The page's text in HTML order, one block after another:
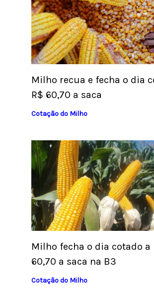
Milho recua e fecha o dia
R$ 60,70 a saca
Cotação do Milho
Milho fecha o dia cotado a
60,70 a saca na B3
Cotação do Milho